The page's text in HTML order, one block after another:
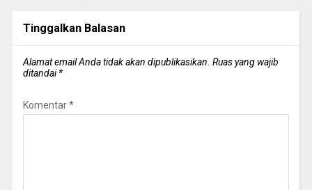
Tinggalkan Balasan
Alamat email Anda tidak akan dipublikasikan. Ruas yang wajib
ditandai*
Komentar*